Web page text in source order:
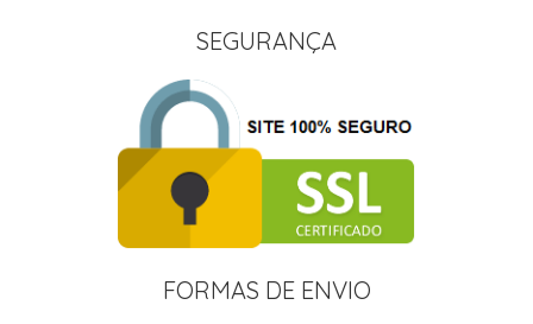
SEGURANÇA
FORMAS DE ENVIO